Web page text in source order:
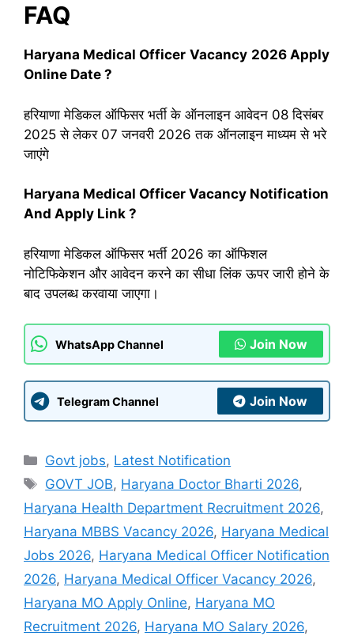
FAQ
Haryana Medical Officer Vacancy 2026 Apply
Online Date ?
हरियाणा मेडिकल ऑफिसर भर्ती के ऑनलाइन आवेदन 08 दिसंबर
2025 से लेकर 07 जनवरी 2026 तक ऑनलाइन माध्यम से भरे
जाएंगे
Haryana Medical Officer Vacancy Notification
And Apply Link ?
हरियाणा मेडिकल ऑफिसर भर्ती 2026 का ऑफिशल
नोटिफिकेशन और आवेदन करने का सीधा लिंक ऊपर जारी होने के
बाद उपलब्ध करवाया जाएगा।
WhatsApp Channel Join Now
Telegram Channel Join Now
Categories
Govt jobs, Latest Notification
Tags
GOVT JOB, Haryana Doctor Bharti 2026,
Haryana Health Department Recruitment 2026,
Haryana MBBS Vacancy 2026, Haryana Medical
Jobs 2026, Haryana Medical Officer Notification
2026, Haryana Medical Officer Vacancy 2026,
Haryana MO Apply Online, Haryana MO
Recruitment 2026, Haryana MO Salary 2026,